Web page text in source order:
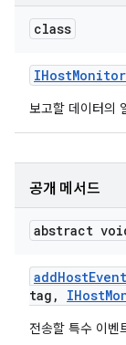
class
IHostMonitor
보고할 데이터의
공개 메서드
abstract
addHostEvent
tag , IHost
전송할 특수 이벤